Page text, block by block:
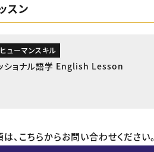
スン
ヒューマンスキル
ショナル語学 English Lesson
こちらからお問い合わせください